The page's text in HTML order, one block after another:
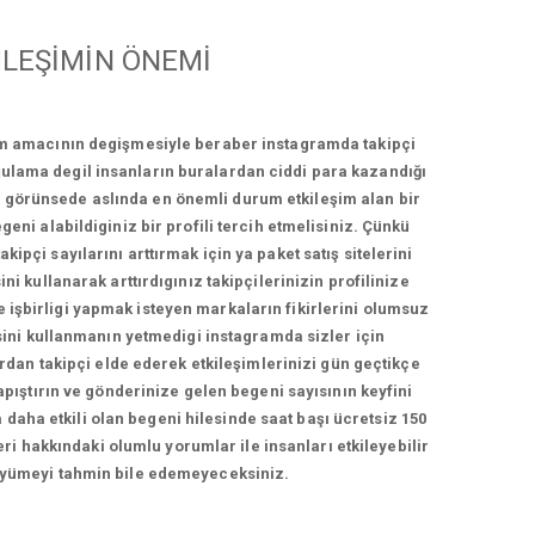
ÖNEMİ
amacının degişmesiyle beraber instagramda takipçi
degil insanların buralardan ciddi para kazandığı
aslında en önemli durum etkileşim alan bir
alabildiginiz bir profili tercih etmelisiniz. Çünkü
sayılarını arttırmak için ya paket satış sitelerini
kullanarak arttırdıgınız takipçilerinizin profilinize
işbirligi yapmak isteyen markaların fikirlerini olumsuz
kullanmanın yetmedigi instagramda sizler için
takipçi elde ederek etkileşimlerinizi gün geçtikçe
ve gönderinize gelen begeni sayısının keyfini
etkili olan begeni hilesinde saat başı ücretsiz 150
hakkındaki olumlu yorumlar ile insanları etkileyebilir
tahmin bile edemeyeceksiniz.